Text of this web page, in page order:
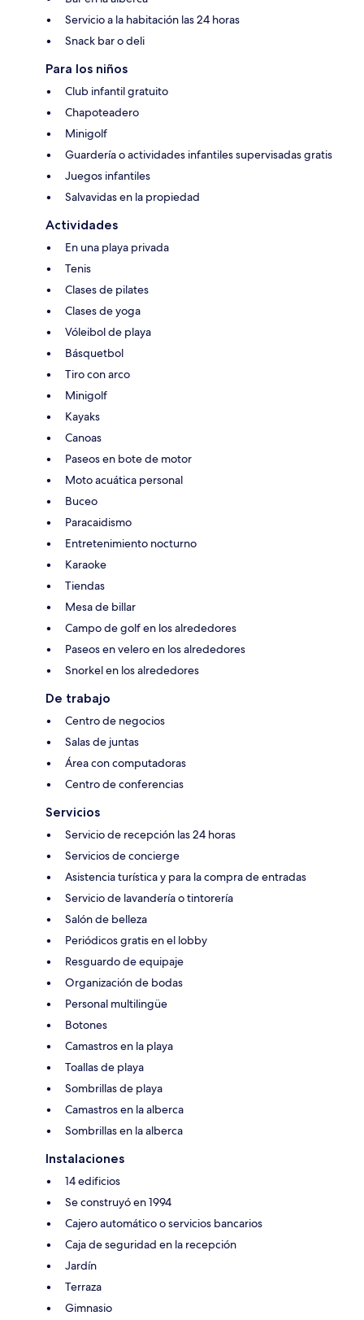
Servicio a la habitación las 24 horas
Snack bar o deli
Para los niños
Club infantil gratuito
Chapoteadero
Minigolf
Guardería o actividades infantiles supervisadas gratis
Juegos infantiles
Salvavidas en la propiedad
Actividades
En una playa privada
Tenis
Clases de pilates
Clases de yoga
Vóleibol de playa
Básquetbol
Tiro con arco
Minigolf
Kayaks
Canoas
Paseos en bote de motor
Moto acuática personal
Buceo
Paracaidismo
Entretenimiento nocturno
Karaoke
Tiendas
Mesa de billar
Campo de golf en los alrededores
Paseos en velero en los alrededores
Snorkel en los alrededores
De trabajo
Centro de negocios
Salas de juntas
Área con computadoras
Centro de conferencias
Servicios
Servicio de recepción las 24 horas
Servicios de concierge
Asistencia turística y para la compra de entradas
Servicio de lavandería o tintorería
Salón de belleza
Periódicos gratis en el lobby
Resguardo de equipaje
Organización de bodas
Personal multilingüe
Botones
Camastros en la playa
Toallas de playa
Sombrillas de playa
Camastros en la alberca
Sombrillas en la alberca
Instalaciones
14 edificios
Se construyó en 1994
Cajero automático o servicios bancarios
Caja de seguridad en la recepción
Jardín
Terraza
Gimnasio